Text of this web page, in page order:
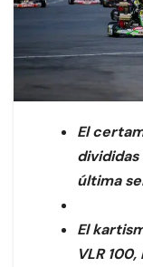
El
última
El
VLR